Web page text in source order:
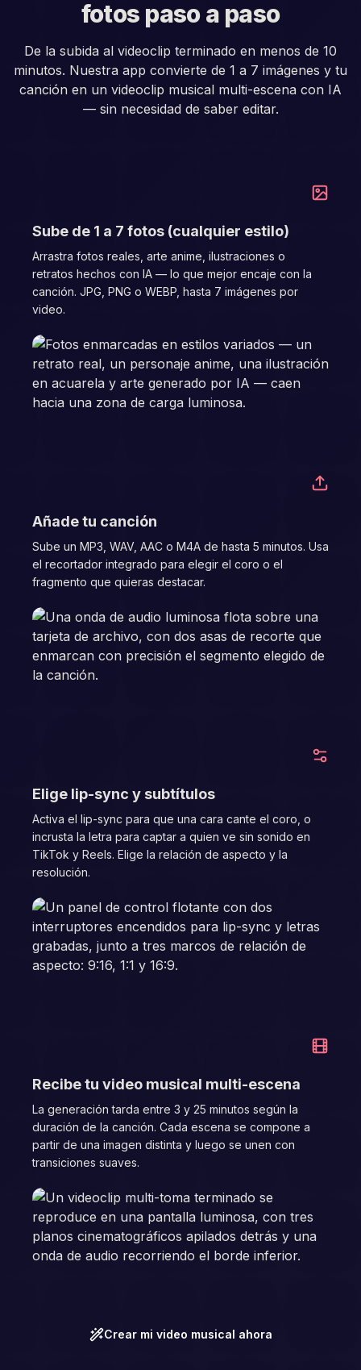
fotos paso a paso
De la subida al videoclip terminado en menos de 10
minutos. Nuestra app convierte de 1 a 7 imágenes y tu
canción en un videoclip musical multi-escena con IA
— sin necesidad de saber editar.
Sube de 1 a 7 fotos (cualquier estilo)
Arrastra fotos reales, arte anime, ilustraciones o
retratos hechos con IA — lo que mejor encaje con la
canción. JPG, PNG o WEBP, hasta 7 imágenes por
video.
Añade tu canción
Sube un MP3, WAV, AAC o M4A de hasta 5 minutos. Usa
el recortador integrado para elegir el coro o el
fragmento que quieras destacar.
Elige lip-sync y subtítulos
Activa el lip-sync para que una cara cante el coro, o
incrusta la letra para captar a quien ve sin sonido en
TikTok y Reels. Elige la relación de aspecto y la
resolución.
Recibe tu video musical multi-escena
La generación tarda entre 3 y 25 minutos según la
duración de la canción. Cada escena se compone a
partir de una imagen distinta y luego se unen con
transiciones suaves.
Crear mi video musical ahora